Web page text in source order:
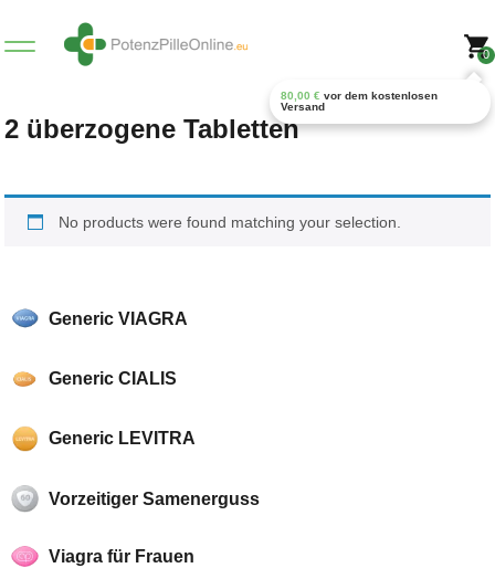
0
80,00 € vor dem kostenlosen
Versand
Generic VIAGRA
Generic CIALIS
Generic LEVITRA
Vorzeitiger Samenerguss
Viagra für Frauen
2 überzogene Tabletten
No products were found matching your selection.